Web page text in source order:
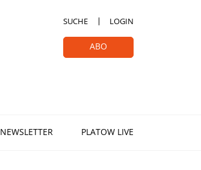
SUCHE LOGIN
ABO
NEWSLETTER
PLATOW LIVE